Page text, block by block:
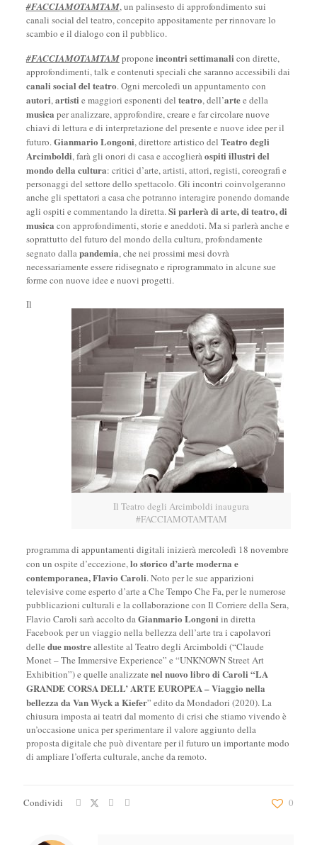
#FACCIAMOTAMTAM, un palinsesto di approfondimento sui
canali social del teatro, concepito appositamente per rinnovare lo
scambio e il dialogo con il pubblico.
#FACCIAMOTAMTAMpropone incontri settimanali con dirette,
approfondimenti, talk e contenuti speciali che saranno accessibili dai
canali social del teatro. Ogni mercoledì un appuntamento con
autori,artisti e maggiori esponenti del teatro, dell’artee della
musica per analizzare, approfondire, creare e far circolare nuove
chiavi di lettura e di interpretazione del presente e nuove idee per il
futuro.Gianmario Longoni, direttore artistico del Teatro degli
Arcimboldi, farà gli onori di casa e accoglieràospiti illustri del
mondo della cultura: critici d’arte, artisti, attori, registi, coreografi e
personaggi del settore dello spettacolo. Gli incontri coinvolgeranno
anche gli spettatori a casa che potranno interagire ponendo domande
agli ospiti e commentando la diretta.Si parlerà di arte, di teatro, di
musica con approfondimenti, storie e aneddoti. Ma si parlerà anche e
soprattutto del futuro del mondo della cultura, profondamente
segnato dallapandemia, che nei prossimi mesi dovrà
necessariamente essere ridisegnato e riprogrammato in alcune sue
forme con nuove idee e nuovi progetti.
Il Teatro degli Arcimboldi inaugura
#FACCIAMOTAMTAM
Il
programma di appuntamenti digitali inizierà mercoledì 18 novembre
con un ospite d’eccezione,lo storico d’arte moderna e
contemporanea, Flavio Caroli. Noto per le sue apparizioni
televisive come esperto d’arte a Che Tempo Che Fa, per le numerose
pubblicazioni culturali e la collaborazione con Il Corriere della Sera,
Flavio Caroli sarà accolto daGianmario Longoni in diretta
Facebook per un viaggio nella bellezza dell’arte tra i capolavori
delle due mostreallestite al Teatro degli Arcimboldi (“Claude
Monet – The Immersive Experience” e “UNKNOWN Street Art
Exhibition”) e quelle analizzate nel nuovo libro di Caroli “LA
GRANDE CORSA DELL’ ARTE EUROPEA– Viaggio nella
bellezza da Van Wyck a Kiefer” edito da Mondadori (2020). La
chiusura imposta ai teatri dal momento di crisi che stiamo vivendo è
un’occasione unica per sperimentare il valore aggiunto della
proposta digitale che può diventare per il futuro un importante modo
di ampliare l’offerta culturale, anche da remoto.
Condividi 0